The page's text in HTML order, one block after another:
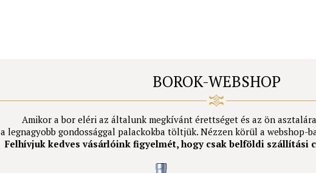
BOROK-WEBSHOP
Amikor a bor eléri az általunk megkívánt érettséget és az ön
a legnagyobb gondossággal palackokba töltjük. Nézzen körül a webshop-
Felhívjuk kedves vásárlóink figyelmét, hogy csak belföldi szállítási